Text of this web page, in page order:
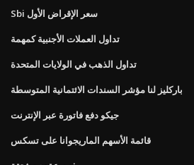
Sbi سعر الإقراض الأول
تداول العملات الأجنبية كمهمة
تداول الذهب في الولايات المتحدة
باركليز لنا مؤشر السندات الائتمانية المتوسطة
جيكو دفع فاتورة عبر الإنترنت
قائمة الأسهم الماريجوانا على تسكس